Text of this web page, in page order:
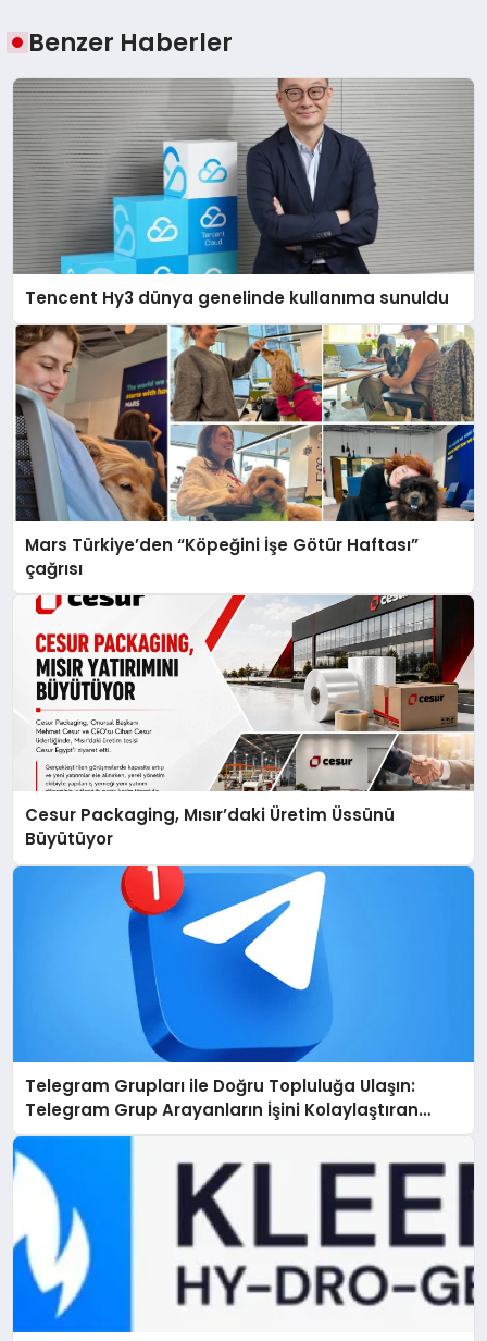
Benzer Haberler
Tencent Hy3 dünya genelinde kullanıma sunuldu
Mars Türkiye’den “Köpeğini İşe Götür Haftası”
çağrısı
Cesur Packaging, Mısır’daki Üretim Üssünü
Büyütüyor
Telegram Grupları ile Doğru Topluluğa Ulaşın:
Telegram Grup Arayanların İşini Kolaylaştıran
Çözüm